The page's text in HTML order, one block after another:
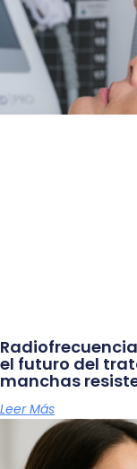
el futuro del
manchas
Leer Más